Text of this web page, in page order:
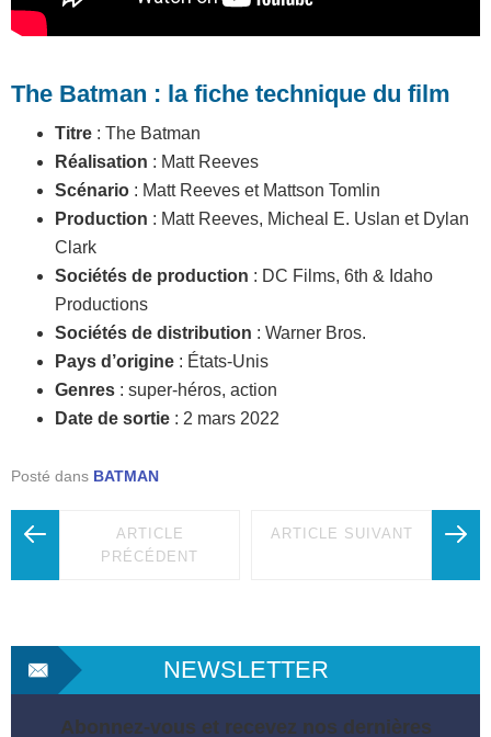
The Batman : la fiche technique du film
Titre : The Batman
Réalisation : Matt Reeves
Scénario : Matt Reeves et Mattson Tomlin
Production : Matt Reeves, Micheal E. Uslan et Dylan
Clark
Sociétés de production : DC Films, 6th & Idaho
Productions
Sociétés de distribution : Warner Bros.
Pays d’origine : États-Unis
Genres : super-héros, action
Date de sortie : 2 mars 2022
Posté dans BATMAN
ARTICLE
PRÉCÉDENT
ARTICLE SUIVANT
NEWSLETTER
Abonnez-vous et recevez nos dernières